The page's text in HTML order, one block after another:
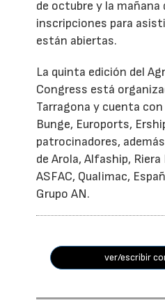
de octubre y la mañana
inscripciones para
están abiertas.
La quinta edición del
Congress está
Tarragona y cuenta
Bunge, Euroports,
patrocinadores,
de Arola, Alfaship, Riera
ASFAC, Qualimac,
Grupo AN.
ver/escribir